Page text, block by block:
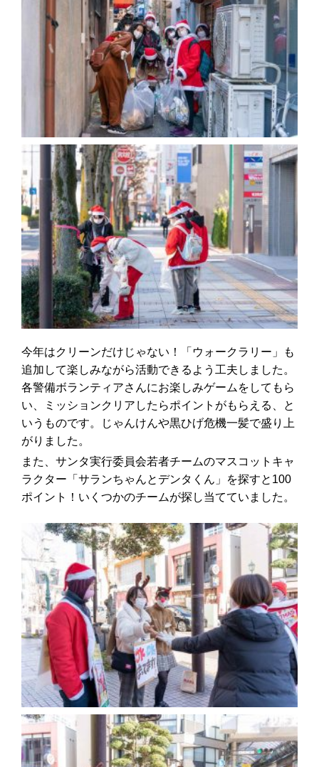
今年はクリーンだけじゃない！「ウォークラリー」も
追加して楽しみながら活動できるよう工夫しました。
各警備ボランティアさんにお楽しみゲームをしてもら
い、ミッションクリアしたらポイントがもらえる、と
いうものです。じゃんけんや黒ひげ危機一髪で盛り上
がりました。
また、サンタ実行委員会若者チームのマスコットキャ
ラクター「サランちゃんとデンタくん」を探すと100
ポイント！いくつかのチームが探し当てていました。